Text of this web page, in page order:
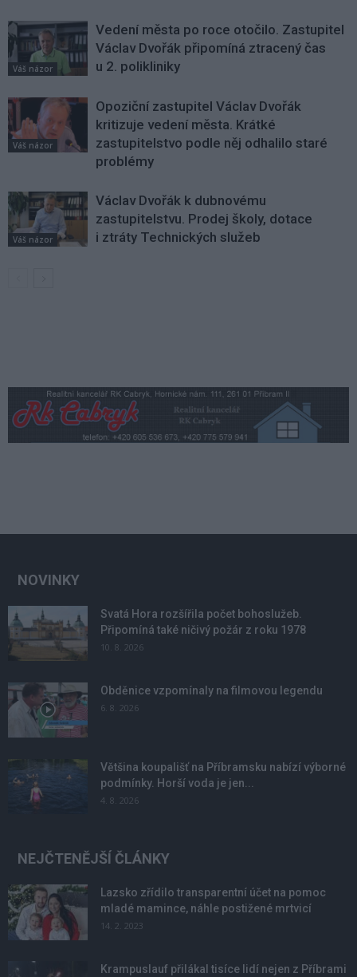
Váš názor
Vedení města po roce otočilo. Zastupitel
Václav Dvořák připomíná ztracený čas
u 2. polikliniky
Váš názor
Opoziční zastupitel Václav Dvořák
kritizuje vedení města. Krátké
zastupitelstvo podle něj odhalilo staré
problémy
Váš názor
Václav Dvořák k dubnovému
zastupitelstvu. Prodej školy, dotace
i ztráty Technických služeb
NOVINKY
Svatá Hora rozšířila počet bohoslužeb.
Připomíná také ničivý požár z roku 1978
10. 8. 2026
Obděnice vzpomínaly na filmovou legendu
6. 8. 2026
Většina koupališť na Příbramsku nabízí výborné
podmínky. Horší voda je jen...
4. 8. 2026
NEJČTENĚJŠÍ ČLÁNKY
Lazsko zřídilo transparentní účet na pomoc
mladé mamince, náhle postižené mrtvicí
14. 2. 2023
Krampuslauf přilákal tisíce lidí nejen z Příbrami